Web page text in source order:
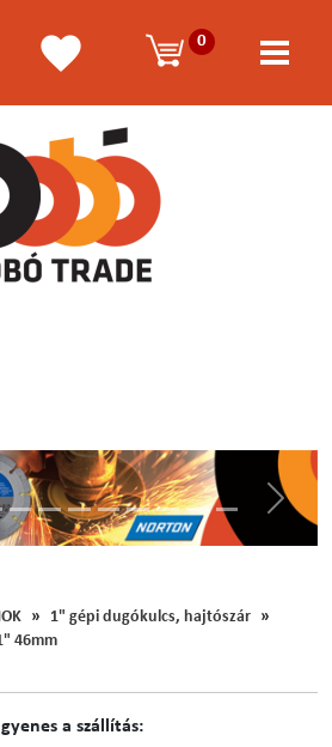
0
1" gépi dugókulcs, hajtószár
46mm
a szállítás: